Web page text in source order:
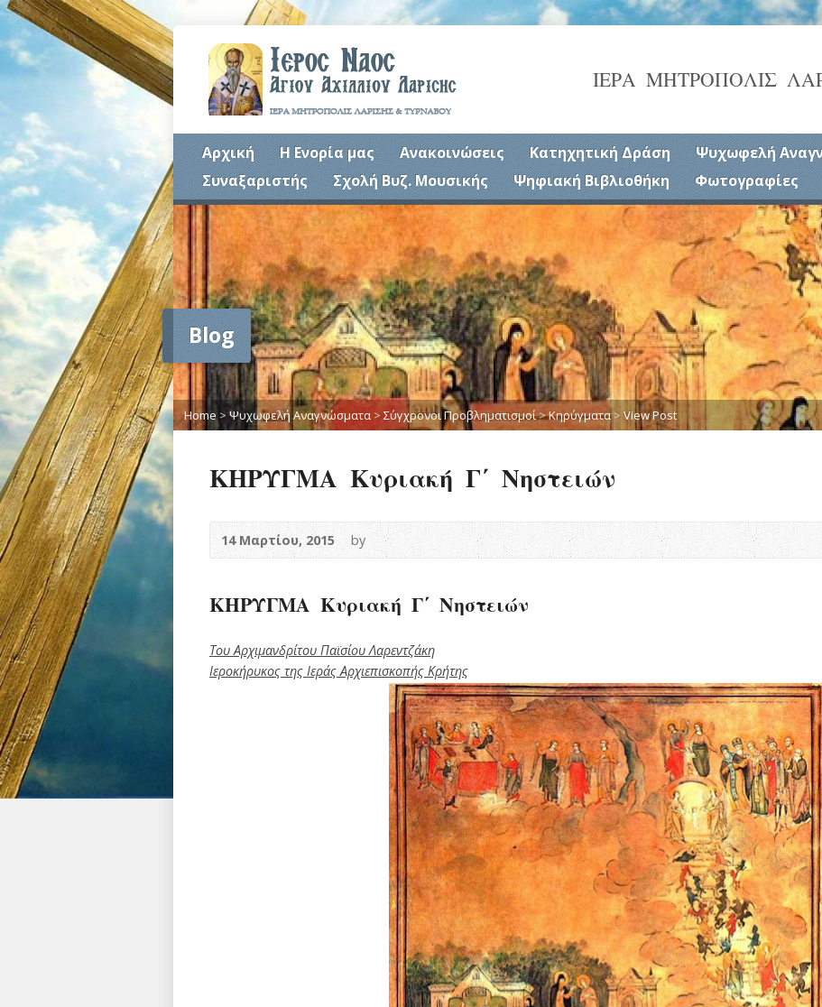
ΙΕΡΑ ΜΗΤΡΟΠΟΛΙΣ
Αρχική Η Ενορία μας Ανακοινώσεις Κατηχητική Δράση
Ψυχωφελή
Συναξαριστής
Σχολή Βυζ. Μουσικής Ψηφιακή Βιβλιοθήκη Φωτογραφίες
Blog
Home >Ψυχωφελή Αναγνώσματα > Σύγχρονοι Προβληματισμοί>Κηρύγματα> View Post
ΚΗΡΥΓΜΑ Κυριακή Γ΄ Νηστειών
14 Μαρτίου, 2015 by
ΚΗΡΥΓΜΑ Κυριακή Γ΄ Νηστειών
Του Αρχιμανδρίτου Παϊσίου Λαρεντζάκη
Ιεροκήρυκος της Ιεράς Αρχιεπισκοπής Κρήτης